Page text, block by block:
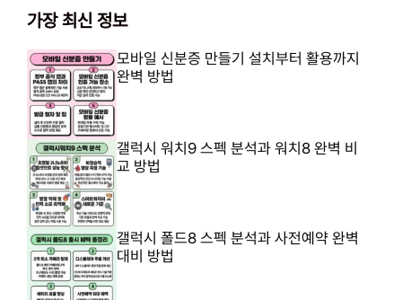
가장 최신 정보
모바일 신분증 만들기 설치부터 활용까지
완벽 방법
갤럭시 워치9 스펙 분석과 워치8 완벽 비
교 방법
갤럭시 폴드8 스펙 분석과 사전예약 완벽
대비 방법